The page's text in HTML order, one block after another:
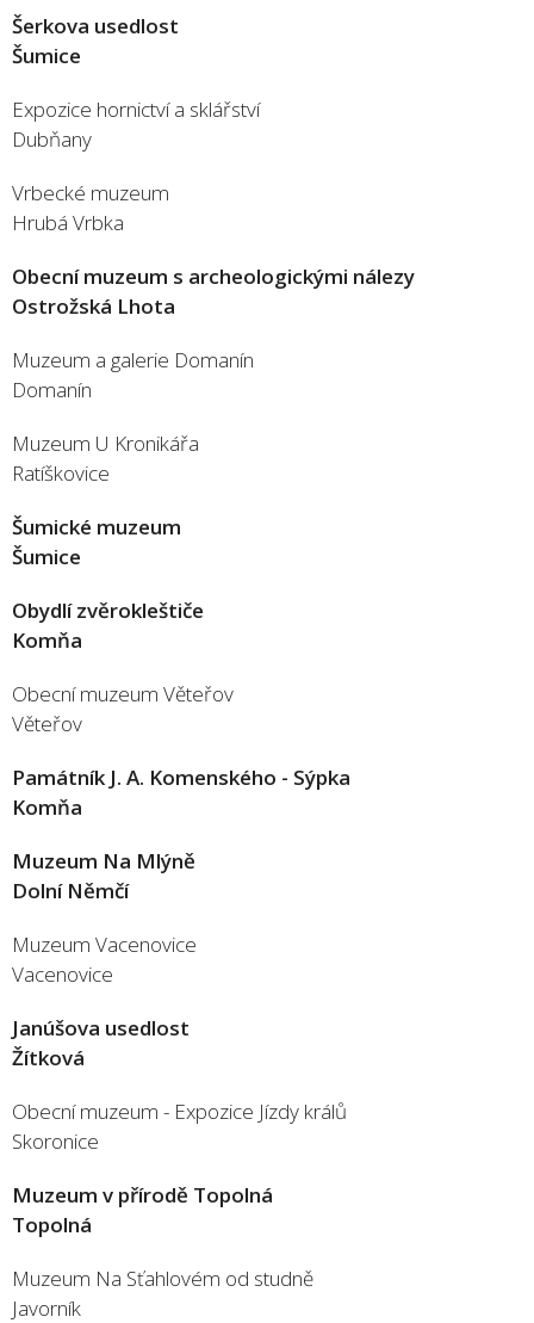
Šerkova usedlost
Šumice
Expozice hornictví a sklářství
Dubňany
Vrbecké muzeum
Hrubá Vrbka
Obecní muzeum s archeologickými nálezy
Ostrožská Lhota
Muzeum a galerie Domanín
Domanín
Muzeum U Kronikářa
Ratíškovice
Šumické muzeum
Šumice
Obydlí zvěrokleštiče
Komňa
Obecní muzeum Věteřov
Věteřov
Památník J. A. Komenského - Sýpka
Komňa
Muzeum Na Mlýně
Dolní Němčí
Muzeum Vacenovice
Vacenovice
Janúšova usedlost
Žítková
Obecní muzeum - Expozice Jízdy králů
Skoronice
Muzeum v přírodě Topolná
Topolná
Muzeum Na Sťahlovém od studně
Javorník